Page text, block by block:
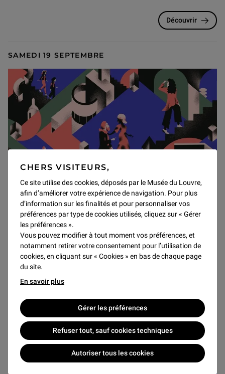
CHERS VISITEURS,
Ce site utilise des cookies, déposés par le Musée du Louvre,
afin d’améliorer votre expérience de navigation. Pour plus
d’information sur les finalités et pour personnaliser vos
préférences par type de cookies utilisés, cliquez sur « Gérer
les préférences ».
Vous pouvez modifier à tout moment vos préférences, et
notamment retirer votre consentement pour l’utilisation de
cookies, en cliquant sur « Cookies » en bas de chaque page
du site.
En savoir plus
Gérer les préférences
Refuser tout, sauf cookies techniques
Autoriser tous les cookies
Découvrir
SAMEDI 19 SEPTEMBRE
Journées Européennes du
Patrimoine 2026
Événements
À l’occasion des Journées européennes du patrimoine,
le musée du Louvre vous invite à explorer l’envers de
son histoire, à travers des visites inédites de lieux
habituellement inaccessibles au public.
SAMEDI 19 SEPTEMBRE